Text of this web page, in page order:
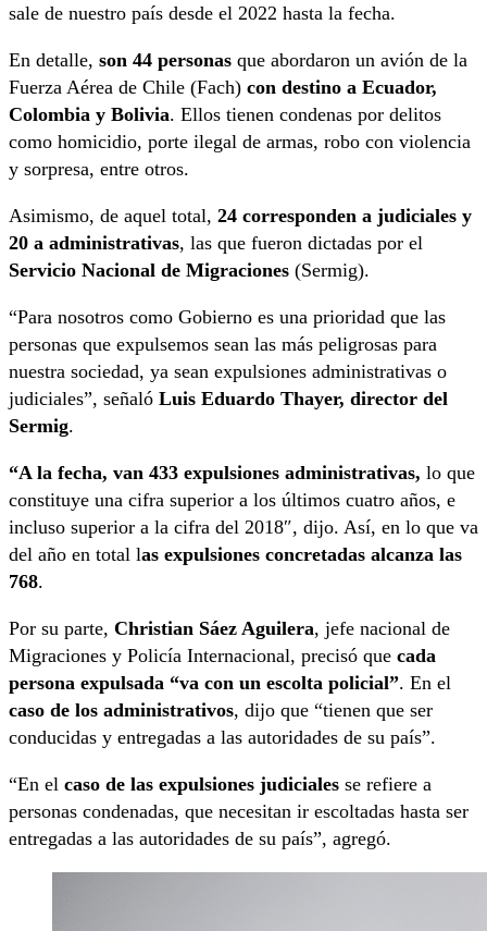
sale de nuestro país desde el 2022 hasta la fecha.
En detalle, son 44 personas que abordaron un avión de la
Fuerza Aérea de Chile (Fach) con destino a Ecuador,
Colombia y Bolivia. Ellos tienen condenas por delitos
como homicidio, porte ilegal de armas, robo con violencia
y sorpresa, entre otros.
Asimismo, de aquel total, 24 corresponden a judiciales y
20 a administrativas, las que fueron dictadas por el
Servicio Nacional de Migraciones (Sermig).
“Para nosotros como Gobierno es una prioridad que las
personas que expulsemos sean las más peligrosas para
nuestra sociedad, ya sean expulsiones administrativas o
judiciales”, señaló Luis Eduardo Thayer, director del
Sermig.
“A la fecha, van 433 expulsiones administrativas, lo que
constituye una cifra superior a los últimos cuatro años, e
incluso superior a la cifra del 2018″, dijo. Así, en lo que va
del año en total las expulsiones concretadas alcanza las
768.
Por su parte, Christian Sáez Aguilera, jefe nacional de
Migraciones y Policía Internacional, precisó que cada
persona expulsada “va con un escolta policial”. En el
caso de los administrativos, dijo que “tienen que ser
conducidas y entregadas a las autoridades de su país”.
“En el caso de las expulsiones judiciales se refiere a
personas condenadas, que necesitan ir escoltadas hasta ser
entregadas a las autoridades de su país”, agregó.